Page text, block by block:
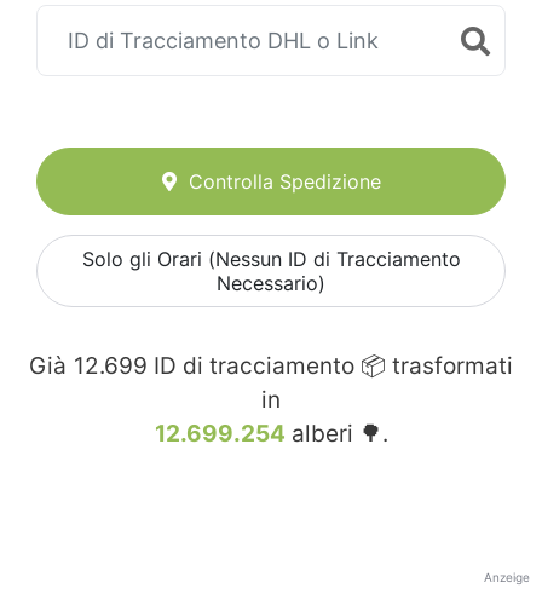
Controlla Spedizione
Solo gli Orari (Nessun ID di Tracciamento
Necessario)
Già 12.699 ID di tracciamento 📦 trasformati
in
12.699.254 alberi 🌳.
Anzeige